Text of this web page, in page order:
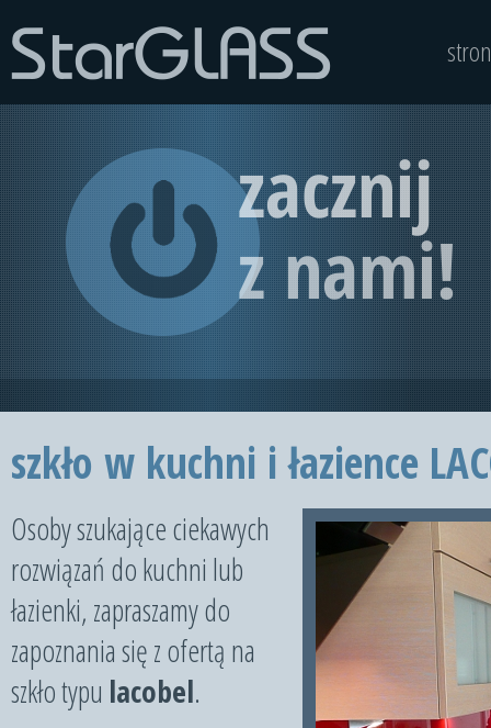
szkło w kuchni i łazience
Osoby szukające ciekawych
rozwiązań do kuchni lub
łazienki, zapraszamy do
zapoznania się z ofertą na
szkło typu lacobel.